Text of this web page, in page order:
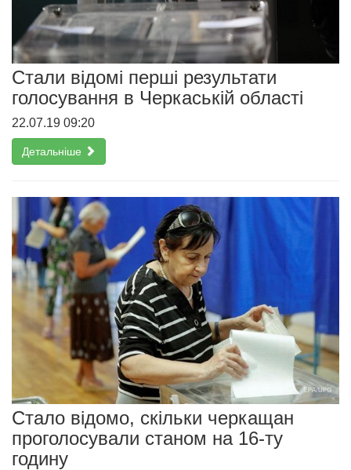
Стали відомі перші результати
голосування в Черкаській області
22.07.19 09:20
Детальніше
Стало відомо, скільки черкащан
проголосували станом на 16-ту
годину